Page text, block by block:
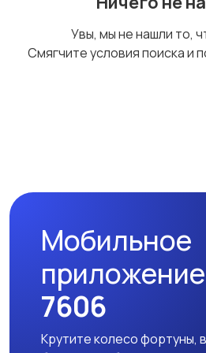
Другое
Увы, мы не нашли то,
Смягчите условия поиска и
Мобильное
приложение
7606
Крутите колесо фортуны,